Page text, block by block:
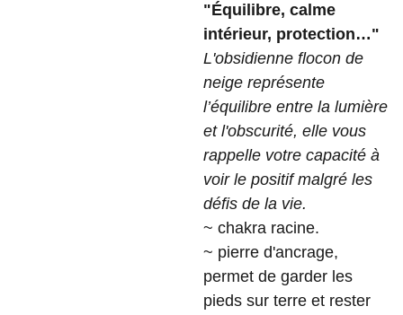
"Équilibre, calme
intérieur, protection…"
L'obsidienne flocon de
neige représente
l’équilibre entre la lumière
et l'obscurité, elle vous
rappelle votre capacité à
voir le positif malgré les
défis de la vie.
~ chakra racine.
~ pierre d'ancrage,
permet de garder les
pieds sur terre et rester